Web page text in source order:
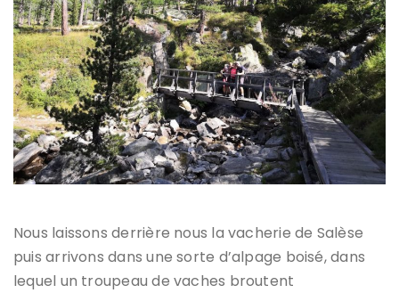
Nous laissons derrière nous la vacherie de Salèse
puis arrivons dans une sorte d’alpage boisé, dans
lequel un troupeau de vaches broutent